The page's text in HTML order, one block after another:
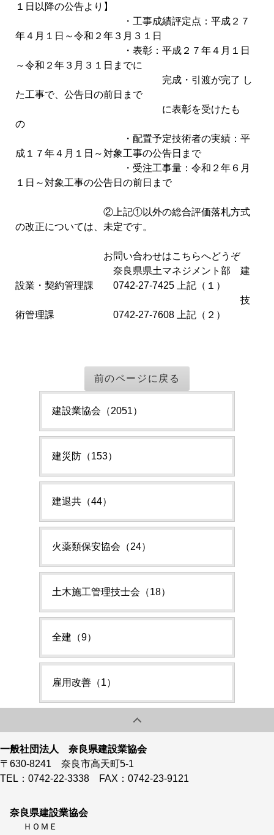
１日以降の公告より】
・工事成績評定点：平成２７
年４月１日～令和２年３月３１日
・表彰：平成２７年４月１日
～令和２年３月３１日までに
完成・引渡が完了 し
た工事で、公告日の前日まで
に表彰を受けたも
の
・配置予定技術者の実績：平
成１７年４月１日～対象工事の公告日まで
・受注工事量：令和２年６月
１日～対象工事の公告日の前日まで
②上記①以外の総合評価落札方式
の改正については、未定です。
お問い合わせはこちらへどうぞ
奈良県県土マネジメント部 建
設業・契約管理課 0742-27-7425 上記（１）
技
術管理課 0742-27-7608 上記（２）
前のページに戻る
建設業協会（2051）
建災防（153）
建退共（44）
火薬類保安協会（24）
土木施工管理技士会（18）
全建（9）
雇用改善（1）
一般社団法人 奈良県建設業協会
〒630-8241 奈良市高天町5-1
TEL：0742-22-3338 FAX：0742-23-9121
奈良県建設業協会
ＨＯＭＥ